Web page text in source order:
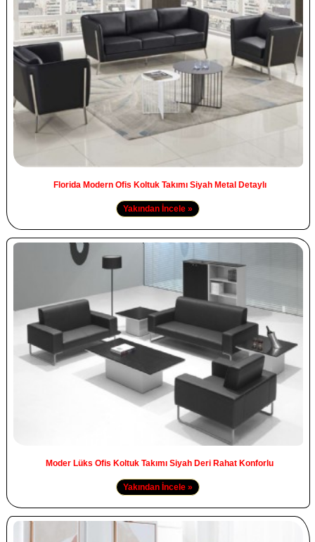
Florida Modern Ofis Koltuk Takımı Siyah Metal Detaylı
Yakından İncele »
Moder Lüks Ofis Koltuk Takımı Siyah Deri Rahat Konforlu
Yakından İncele »